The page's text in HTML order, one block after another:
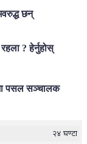
छन्
? हेर्नुहोस्
पसल सञ्चालक
२४ घण्टा